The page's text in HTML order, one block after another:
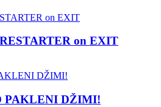
on EXIT
PAKLENI DŽIMI!